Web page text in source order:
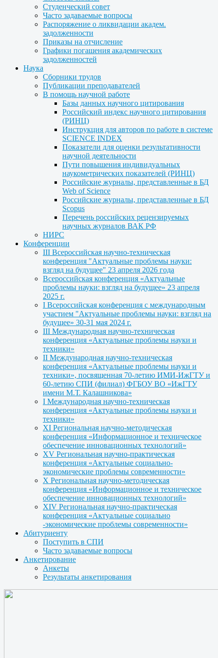
Студенческий совет
Часто задаваемые вопросы
Распоряжение о ликвидации академ.
задолженности
Приказы на отчисление
Графики погашения академических
задолженностей
Наука
Сборники трудов
Публикации преподавателей
В помощь научной работе
Базы данных научного цитирования
Российский индекс научного цитирования
(РИНЦ)
Инструкция для авторов по работе в системе
SCIENCE INDEX
Показатели для оценки результативности
научной деятельности
Пути повышения индивидуальных
наукометрических показателей (РИНЦ)
Российские журналы, представленные в БД
Web of Science
Российские журналы, представленные в БД
Scopus
Перечень российских рецензируемых
научных журналов ВАК РФ
НИРС
Конференции
III Всероссийская научно-техническая
конференция "Актуальные проблемы науки:
взгляд на будущее" 23 апреля 2026 года
Всероссийская конференция «Актуальные
проблемы науки: взгляд на будущее» 23 апреля
2025 г.
I Всероссийская конференция с международным
участием "Актуальные проблемы науки: взгляд на
будущее» 30-31 мая 2024 г.
III Международная научно-техническая
конференция «Актуальные проблемы науки и
техники»
II Международная научно-техническая
конференция «Актуальные проблемы науки и
техники», посвященная 70-летию ИМИ-ИжГТУ и
60-летию СПИ (филиал) ФГБОУ ВО «ИжГТУ
имени М.Т. Калашникова»
I Международная научно-техническая
конференция «Актуальные проблемы науки и
техники»
XI Региональная научно-методическая
конференция «Информационное и техническое
обеспечение инновационных технологий»
XV Региональная научно-практическая
конференция «Актуальные социально-
экономические проблемы современности»
X Региональная научно-методическая
конференция «Информационное и техническое
обеспечение инновационных технологий»
XIV Региональная научно-практическая
конференция «Актуальные социально
-экономические проблемы современности»
Абитуриенту
Поступить в СПИ
Часто задаваемые вопросы
Анкетирование
Анкеты
Результаты анкетирования